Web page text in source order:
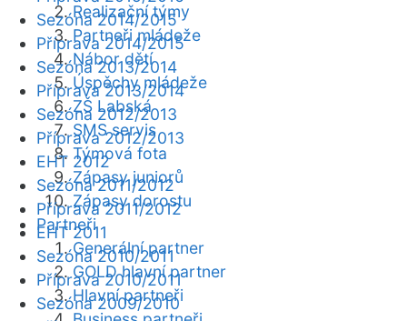
Realizační týmy
Partneři mládeže
Nábor dětí
Úspěchy mládeže
ZŠ Labská
SMS servis
Týmová fota
Zápasy juniorů
Zápasy dorostu
Partneři
Generální partner
GOLD hlavní partner
Hlavní partneři
Sezóna 2014/2015
Příprava 2014/2015
Sezóna 2013/2014
Příprava 2013/2014
Sezóna 2012/2013
Příprava 2012/2013
EHT 2012
Sezóna 2011/2012
Příprava 2011/2012
EHT 2011
Sezóna 2010/2011
Příprava 2010/2011
Sezóna 2009/2010